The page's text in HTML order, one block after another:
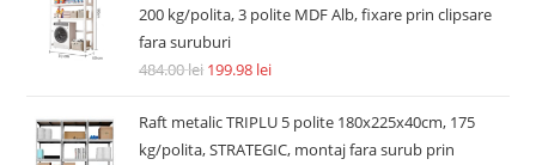
200 kg/polita, 3 polite MDF Alb, fixare prin clipsare
fara suruburi
484.00lei 199.98 lei
Raft metalic TRIPLU 5 polite 180x225x40cm, 175
kg/polita, STRATEGIC, montaj fara surub prin